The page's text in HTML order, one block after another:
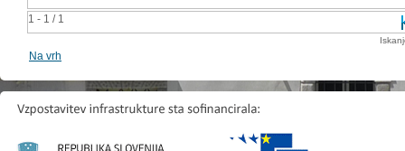
1 - 1 / 1
Na vrh